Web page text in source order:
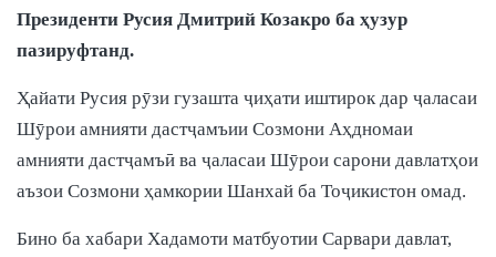
Президенти Русия Дмитрий Козакро ба ҳузур
пазируфтанд.
Ҳайати Русия рӯзи гузашта ҷиҳати иштирок дар ҷаласаи
Шӯрои амнияти дастҷамъии Созмони Аҳдномаи
амнияти дастҷамъӣ ва ҷаласаи Шӯрои сарони давлатҳои
аъзои Созмони ҳамкории Шанхай ба Тоҷикистон омад.
Бино ба хабари Хадамоти матбуотии Сарвари давлат,